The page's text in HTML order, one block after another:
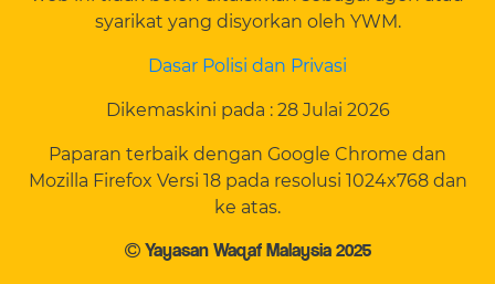
syarikat yang disyorkan oleh YWM.
Dasar Polisi dan Privasi
Dikemaskini pada : 28 Julai 2026
Paparan terbaik dengan Google Chrome dan
Mozilla Firefox Versi 18 pada resolusi 1024x768 dan
ke atas.
Yayasan Waqaf Malaysia 2025